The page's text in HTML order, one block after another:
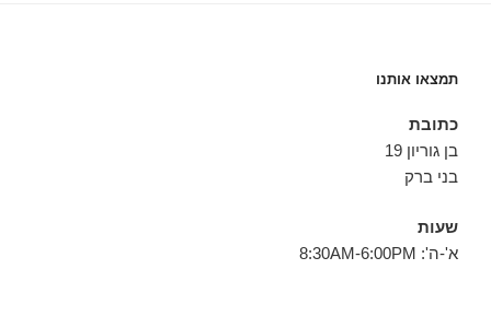
תמצאו אותנו
כתובת
בן גוריון 19
בני ברק
שעות
א'-ה': 8:30AM-6:00PM